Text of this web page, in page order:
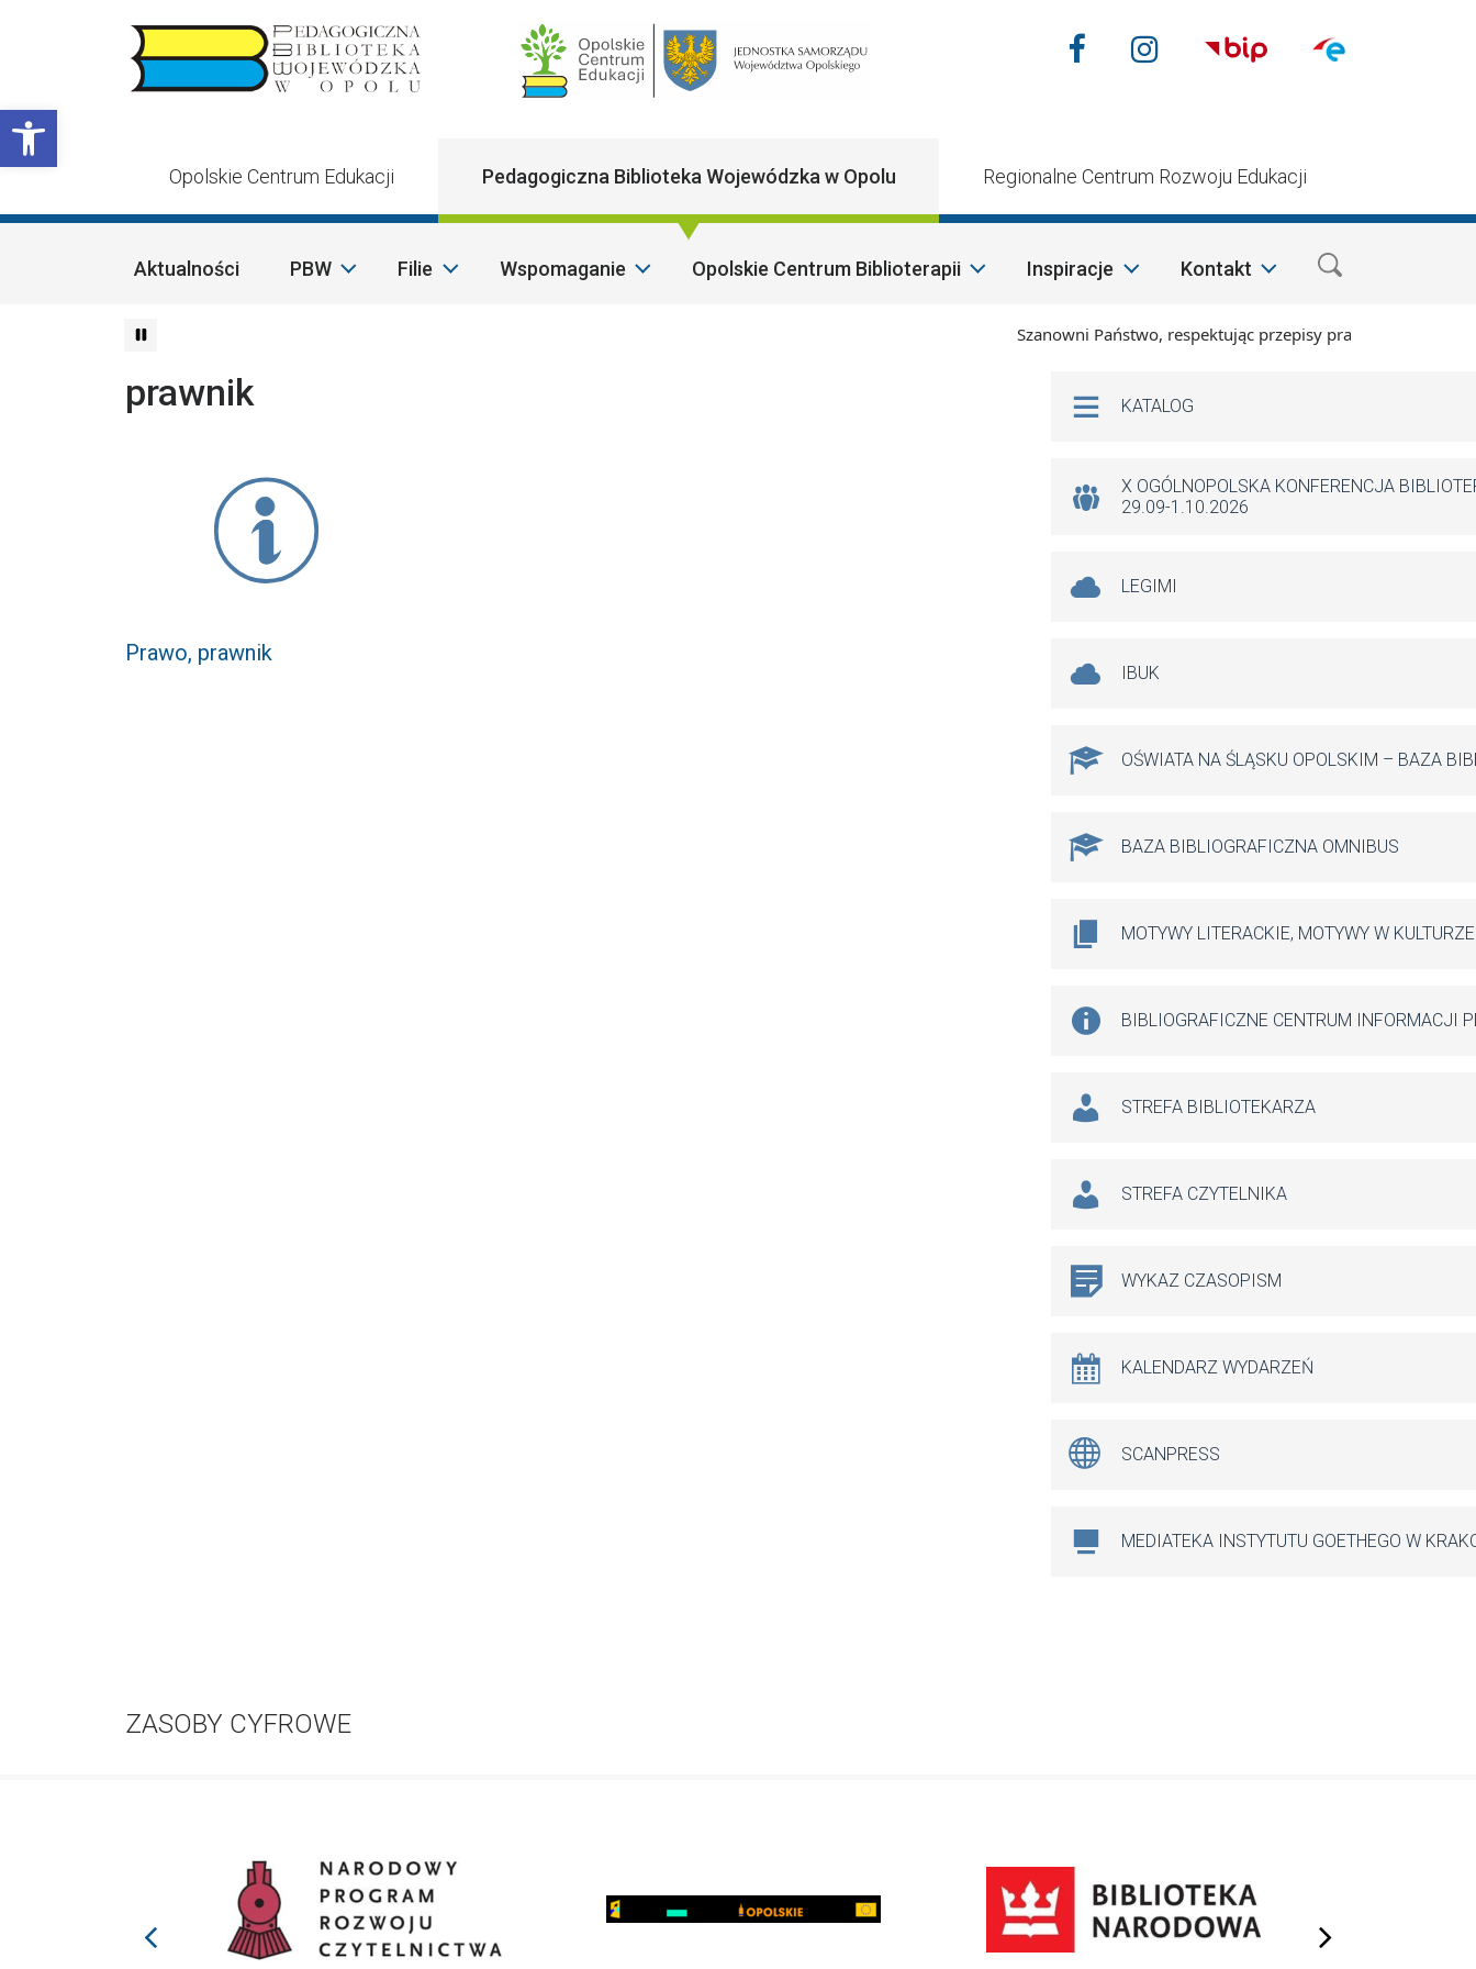
Otwórz pasek narzędzi
Main Navigation
Nasze media
FacebookInstagram
Opolskie Centrum Edukacji Pedagogiczna Biblioteka Wojewódzka w Opolu Regionalne Centrum Rozwoju Edukacji
Aktualności PBW Filie Wspomaganie Opolskie Centrum Biblioterapii Inspiracje Kontakt
Szanowni Państwo, respektując przepisy prawa i mając na
prawnik
Prawo, prawnik
Na skróty
KATALOG
X OGÓLNOPOLSKA KONFERENCJA
29.09-1.10.2026
LEGIMI
IBUK
OŚWIATA NA ŚLĄSKU OPOLSKIM – BAZA
BAZA BIBLIOGRAFICZNA OMNIBUS
MOTYWY LITERACKIE, MOTYWY W KULTURZE
BIBLIOGRAFICZNE CENTRUM INFORMACJI
STREFA BIBLIOTEKARZA
STREFA CZYTELNIKA
WYKAZ CZASOPISM
KALENDARZ WYDARZEŃ
SCANPRESS
MEDIATEKA INSTYTUTU GOETHEGO W
ZASOBY CYFROWE
prev next